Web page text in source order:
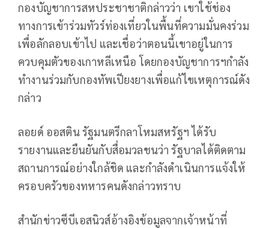
กองบัญชาการสหประชาชาติกล่าวว่า เขาใช้ช่อง
ทางการเข้าร่วมทัวร์ท่องเที่ยวในพื้นที่ความมั่นคงร่วม
เพื่อลักลอบเข้าไป และเชื่อว่าตอนนี้เขาอยู่ในการ
ควบคุมตัวของเกาหลีเหนือ โดยกองบัญชาการฯกำลัง
ทำงานร่วมกับกองทัพเปียงยางเพื่อแก้ไขเหตุการณ์ดัง
กล่าว
ลอยด์ ออสติน รัฐมนตรีกลาโหมสหรัฐฯ ได้รับ
รายงานและยืนยันกับสื่อมวลชนว่า รัฐบาลได้ติดตาม
สถานการณ์อย่างใกล้ชิด และกำลังดำเนินการแจ้งให้
ครอบครัวของทหารคนดังกล่าวทราบ
สำนักข่าวซีบีเอสนิวส์อ้างอิงข้อมูลจากเจ้าหน้าที่